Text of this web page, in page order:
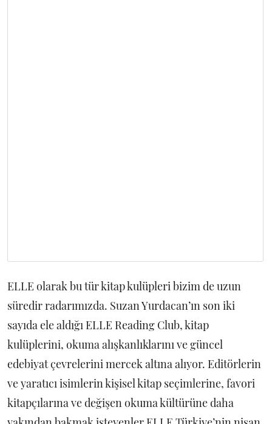
ELLE olarak bu tür kitap kulüpleri bizim de uzun
süredir radarımızda. Suzan Yurdacan’ın son iki
sayıda ele aldığı ELLE Reading Club, kitap
kulüplerini, okuma alışkanlıklarını ve güncel
edebiyat çevrelerini mercek altına alıyor. Editörlerin
ve yaratıcı isimlerin kişisel kitap seçimlerine, favori
kitapçılarına ve değişen okuma kültürüne daha